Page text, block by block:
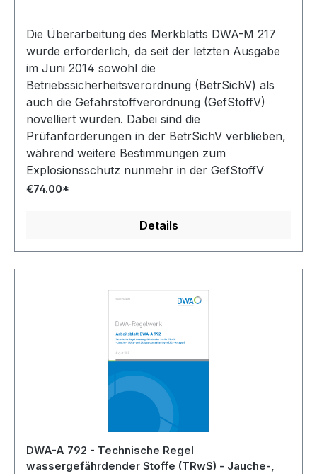
Die Überarbeitung des Merkblatts DWA-M 217
wurde erforderlich, da seit der letzten Ausgabe
im Juni 2014 sowohl die
Betriebssicherheitsverordnung (BetrSichV) als
auch die Gefahrstoffverordnung (GefStoffV)
novelliert wurden. Dabei sind die
Prüfanforderungen in der BetrSichV verblieben,
während weitere Bestimmungen zum
Explosionsschutz nunmehr in der GefStoffV
geregelt sind.
€74.00*
Details
DWA-A 792 - Technische Regel
wassergefährdender Stoffe (TRwS) - Jauche-,